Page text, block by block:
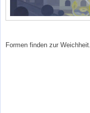
Formen finden zur Weichheit.